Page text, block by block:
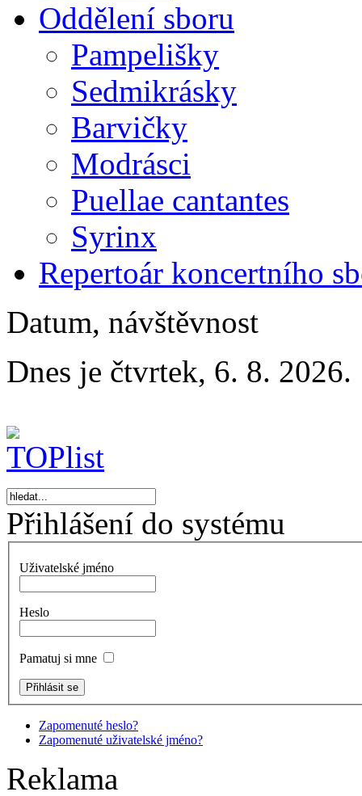
Oddělení sboru
Pampelišky
Sedmikrásky
Barvičky
Modrásci
Puellae cantantes
Syrinx
Repertoár koncertního
Datum, návštěvnost
Dnes je čtvrtek, 6. 8. 2026.
Přihlášení do systému
Uživatelské jméno
Heslo
Pamatuj si mne
Zapomenuté heslo?
Zapomenuté uživatelské jméno?
Reklama